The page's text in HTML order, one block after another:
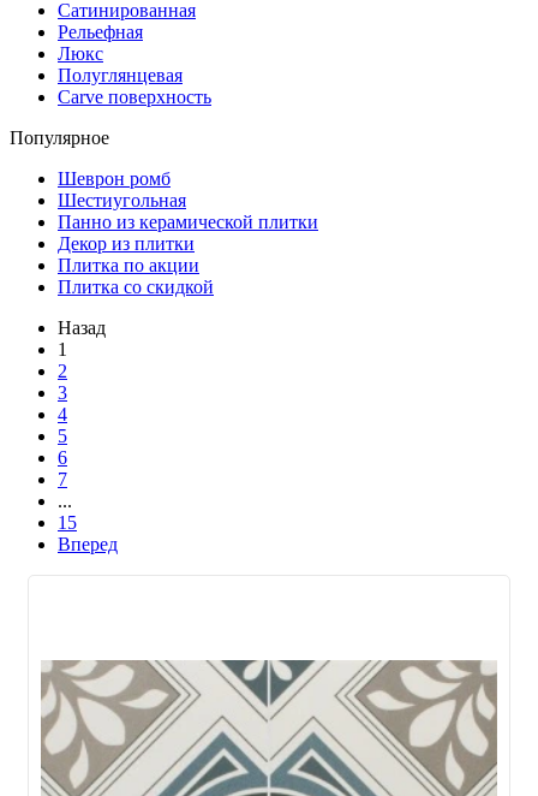
Сатинированная
Рельефная
Люкс
Полуглянцевая
Carve поверхность
Популярное
Шеврон ромб
Шестиугольная
Панно из керамической плитки
Декор из плитки
Плитка по акции
Плитка со скидкой
Назад
1
2
3
4
5
6
7
...
15
Вперед